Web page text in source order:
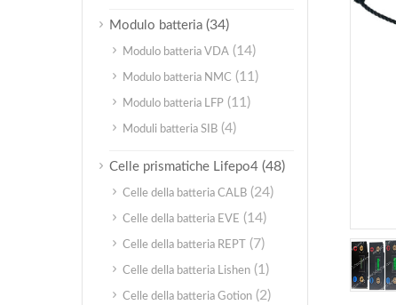
Modulo batteria (34)
Modulo batteria VDA (14)
Modulo batteria NMC (11)
Modulo batteria LFP (11)
Moduli batteria SIB (4)
Celle prismatiche Lifepo4 (48)
Celle della batteria CALB (24)
Celle della batteria EVE (14)
Celle della batteria REPT (7)
Celle della batteria Lishen (1)
Celle della batteria Gotion (2)